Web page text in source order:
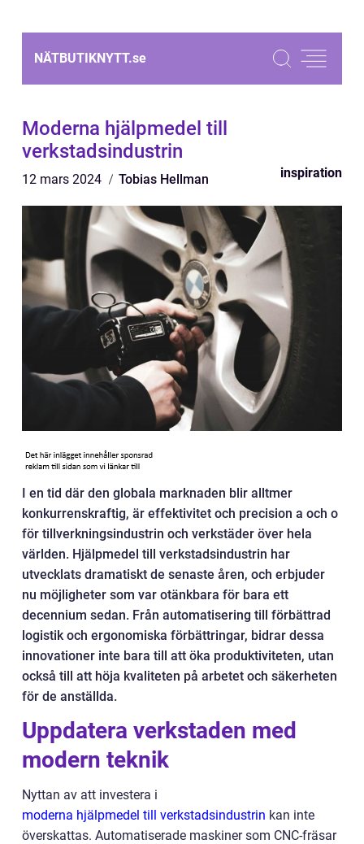
NÄTBUTIKNYTT.se
Moderna hjälpmedel till
verkstadsindustrin
12 mars 2024 Tobias Hellman inspiration
I en tid där den globala marknaden blir alltmer
konkurrenskraftig, är effektivitet och precision a och o
för tillverkningsindustrin och verkstäder över hela
världen. Hjälpmedel till verkstadsindustrin har
utvecklats dramatiskt de senaste åren, och erbjuder
nu möjligheter som var otänkbara för bara ett
decennium sedan. Från automatisering till förbättrad
logistik och ergonomiska förbättringar, bidrar dessa
innovationer inte bara till att öka produktiviteten, utan
också till att höja kvaliteten på arbetet och säkerheten
för de anställda.
Uppdatera verkstaden med
modern teknik
Nyttan av att investera i
moderna hjälpmedel till verkstadsindustrin kan inte
överskattas. Automatiserade maskiner som CNC-fräsar